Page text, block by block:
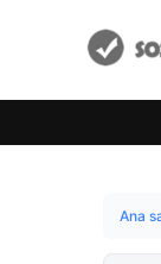
Ana